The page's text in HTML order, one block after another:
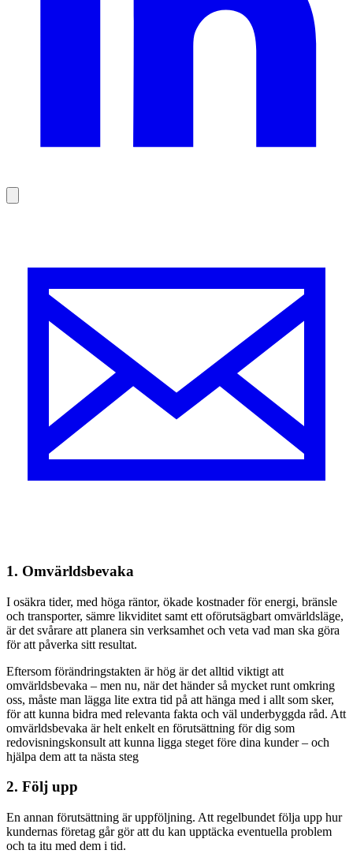
1. Omvärldsbevaka
I osäkra tider, med höga räntor, ökade kostnader för energi, bränsle
och transporter, sämre likviditet samt ett oförutsägbart omvärldsläge,
är det svårare att planera sin verksamhet och veta vad man ska göra
för att påverka sitt resultat.
Eftersom förändringstakten är hög är det alltid viktigt att
omvärldsbevaka – men nu, när det händer så mycket runt omkring
oss, måste man lägga lite extra tid på att hänga med i allt som sker,
för att kunna bidra med relevanta fakta och väl underbyggda råd. Att
omvärldsbevaka är helt enkelt en förutsättning för dig som
redovisningskonsult att kunna ligga steget före dina kunder – och
hjälpa dem att ta nästa steg
2. Följ upp
En annan förutsättning är uppföljning. Att regelbundet följa upp hur
kundernas företag går gör att du kan upptäcka eventuella problem
och ta itu med dem i tid.